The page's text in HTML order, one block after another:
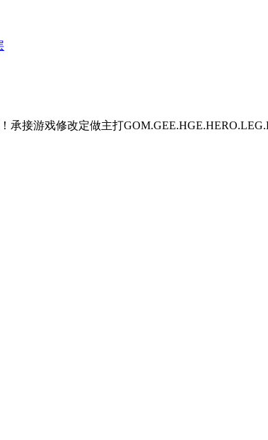
承接游戏修改定做主打